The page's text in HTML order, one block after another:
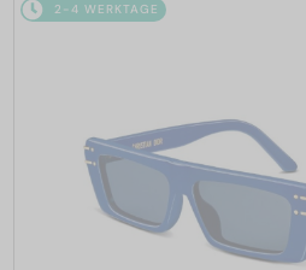
2-4 WERKTAGE